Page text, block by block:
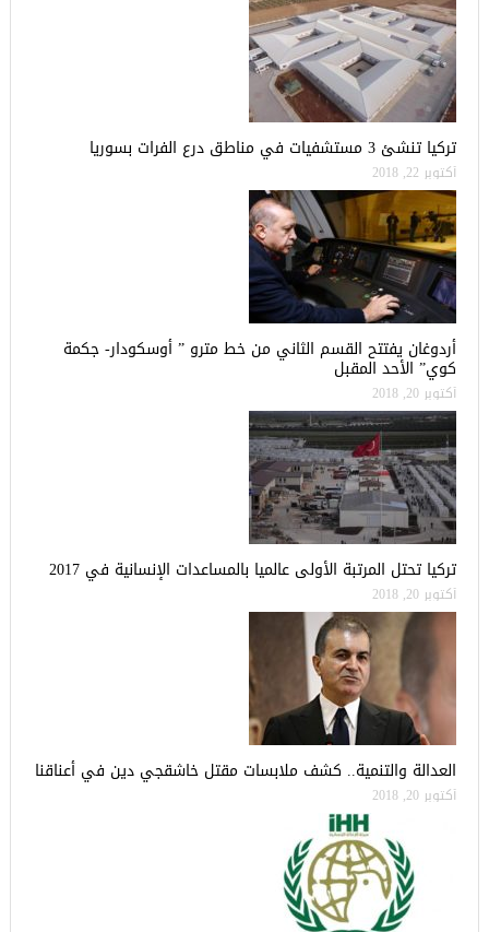
تركيا تنشئ 3 مستشفيات في مناطق درع الفرات بسوريا
أكتوبر 22, 2018
أردوغان يفتتح القسم الثاني من خط مترو ” أوسكودار- جكمة
كوي” الأحد المقبل
أكتوبر 20, 2018
تركيا تحتل المرتبة الأولى عالميا بالمساعدات الإنسانية في 2017
أكتوبر 20, 2018
العدالة والتنمية.. كشف ملابسات مقتل خاشقجي دين في أعناقنا
أكتوبر 20, 2018